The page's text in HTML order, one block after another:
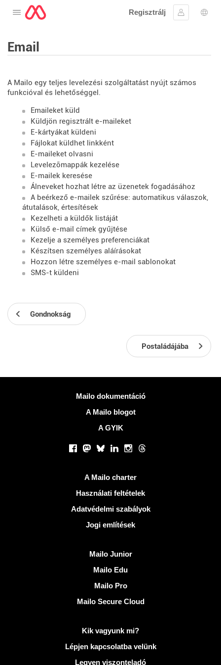
Nyissa meg a menüt
Regisztrálj
Email
A Mailo egy teljes levelezési szolgáltatást nyújt számos
funkcióval és lehetőséggel.
Emaileket küld
Küldjön regisztrált e-maileket
E-kártyákat küldeni
Fájlokat küldhet linkként
E-maileket olvasni
Levelezõmappák kezelése
E-mailek keresése
Álneveket hozhat létre az üzenetek fogadásához
A beérkező e-mailek szűrése: automatikus válaszok,
átutalások, értesítések
Kezelheti a küldők listáját
Külső e-mail címek gyűjtése
Kezelje a személyes preferenciákat
Készítsen személyes aláírásokat
Hozzon létre személyes e-mail sablonokat
SMS-t küldeni
Gondnokság
Postaládájába
Mailo dokumentáció
A Mailo blogot
A GYIK
Facebook
Mastodon
BlueskyLinkedInInstagram
Threads
A Mailo charter
Használati feltételek
Adatvédelmi szabályok
Jogi említések
Mailo Junior
Mailo Edu
Mailo Pro
Mailo Secure Cloud
További információ: MailoKik vagyunk mi?
Lépjen kapcsolatba velünk
Legyen viszonteladó